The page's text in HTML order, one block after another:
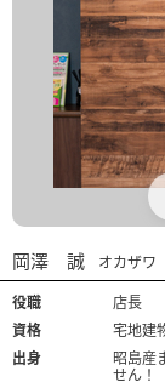
岡澤 誠
オカザ
役職
店長
資格
宅地建
出身
昭島産
せん！